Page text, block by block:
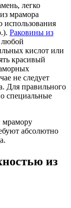
легко
мрамора
использования
Раковины из
любой
кислот или
красивый
не следует
Для правильного
специальные
мрамору
абсолютно
из